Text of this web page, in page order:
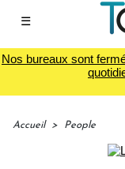
☰
Nos bureaux sont
Accueil > People